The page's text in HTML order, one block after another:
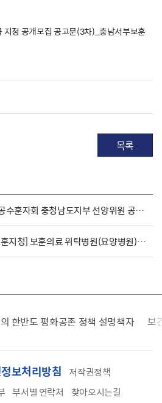
지정 공개모집 공고문(3차)_충남서부보훈
목록
대한민국무공수훈자회 충청남도지부 선양위원 공개모집
[충남서부보훈지청] 보훈의료 위탁병원(요양병원) 지정 공개모집(당진)
한반도 평화공존 정책 설명책자 보
보처리방침
저작권정책
부서별 연락처 찾아오시는길